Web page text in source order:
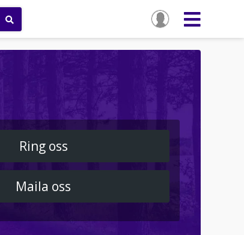
Ring oss
Maila oss